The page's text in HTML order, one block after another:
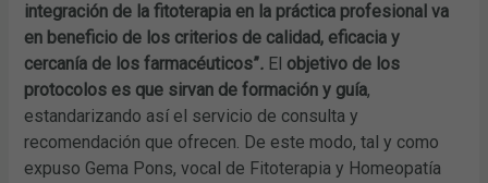
integración de la fitoterapia en la práctica profesional va
en beneficio de los criterios de calidad, eficacia y
cercanía de los farmacéuticos”. El objetivo de los
protocolos es que sirvan de formación y guía,
estandarizando así el servicio de consulta y
recomendación que ofrecen. De este modo, tal y como
expuso Gema Pons, vocal de Fitoterapia y Homeopatía